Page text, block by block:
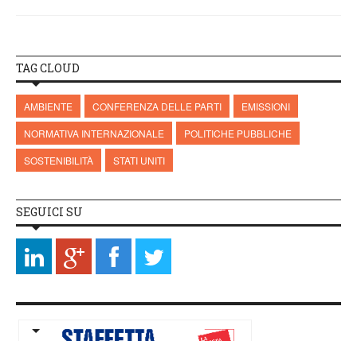
TAG CLOUD
AMBIENTE CONFERENZA DELLE PARTI
EMISSIONI
NORMATIVA INTERNAZIONALE
POLITICHE PUBBLICHE
SOSTENIBILITÀ
STATI UNITI
SEGUICI SU